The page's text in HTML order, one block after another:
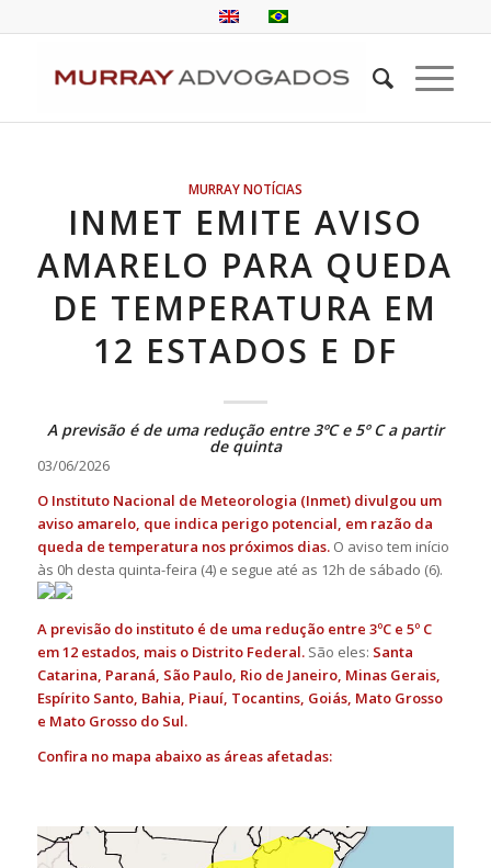
MURRAY NOTÍCIAS
INMET EMITE AVISO
AMARELO PARA QUEDA
DE TEMPERATURA EM
12 ESTADOS E DF
A previsão é de uma redução entre 3ºC e 5º C a partir
de quinta
03/06/2026
O Instituto Nacional de Meteorologia (Inmet) divulgou um
aviso amarelo, que indica perigo potencial, em razão da
queda de temperatura nos próximos dias.O aviso tem início
às 0h desta quinta-feira (4) e segue até as 12h de sábado (6).
A previsão do instituto é de uma redução entre 3ºC e 5º C
em 12 estados, mais o Distrito Federal.São eles: Santa
Catarina, Paraná, São Paulo, Rio de Janeiro, Minas Gerais,
Espírito Santo, Bahia, Piauí, Tocantins, Goiás, Mato Grosso
e Mato Grosso do Sul.
Confira no mapa abaixo as áreas afetadas: